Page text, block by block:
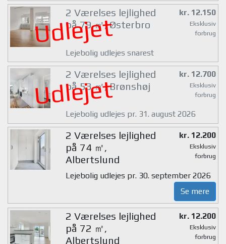
Udlejet
2 Værelses lejlighed
på 79 ㎡, Østerbro
kr. 12.150
Eksklusiv
forbrug
Lejebolig udlejes snarest
Udlejet
2 Værelses lejlighed
på 53 ㎡, Brønshøj
kr. 12.700
Eksklusiv
forbrug
Lejebolig udlejes pr. 31. august 2026
2 Værelses lejlighed
på 74 ㎡,
Albertslund
kr. 12.200
Eksklusiv
forbrug
Lejebolig udlejes pr. 30. september 2026
Se mere
2 Værelses lejlighed
på 72 ㎡,
Albertslund
kr. 12.200
Eksklusiv
forbrug